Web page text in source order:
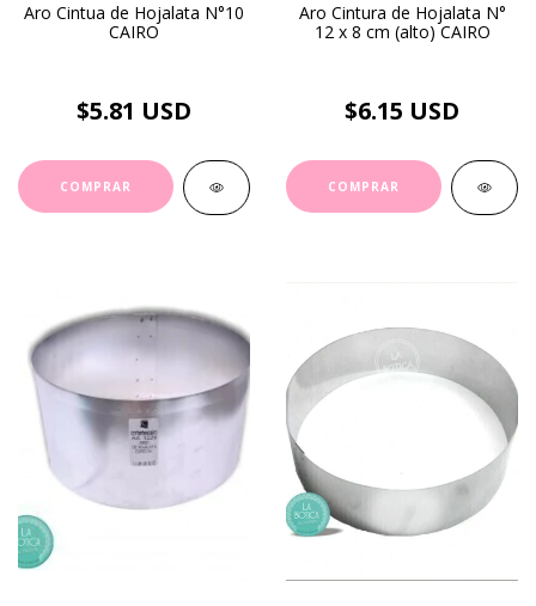
Aro Cintua de Hojalata N°10
CAIRO
$5.81 USD
Aro Cintura de Hojalata N°
12 x 8 cm (alto) CAIRO
$6.15 USD